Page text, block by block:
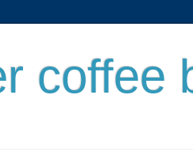
coffee